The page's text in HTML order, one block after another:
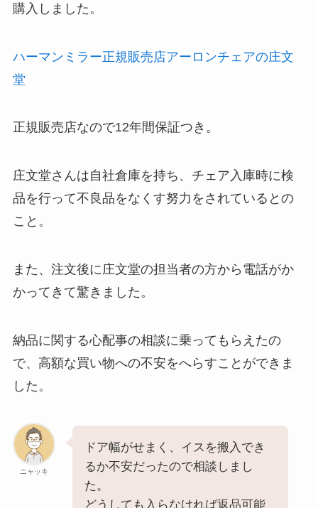
購入しました。
ハーマンミラー正規販売店アーロンチェアの庄文
堂
正規販売店なので12年間保証つき。
庄文堂さんは自社倉庫を持ち、チェア入庫時に検
品を行って不良品をなくす努力をされているとの
こと。
また、注文後に庄文堂の担当者の方から電話がか
かってきて驚きました。
納品に関する心配事の相談に乗ってもらえたの
で、高額な買い物への不安をへらすことができま
した。
ニャッキ
ドア幅がせまく、イスを搬入でき
るか不安だったので相談しまし
た。
どうしても入らなければ返品可能